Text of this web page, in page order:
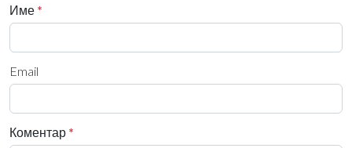
Име *
Email
Коментар *